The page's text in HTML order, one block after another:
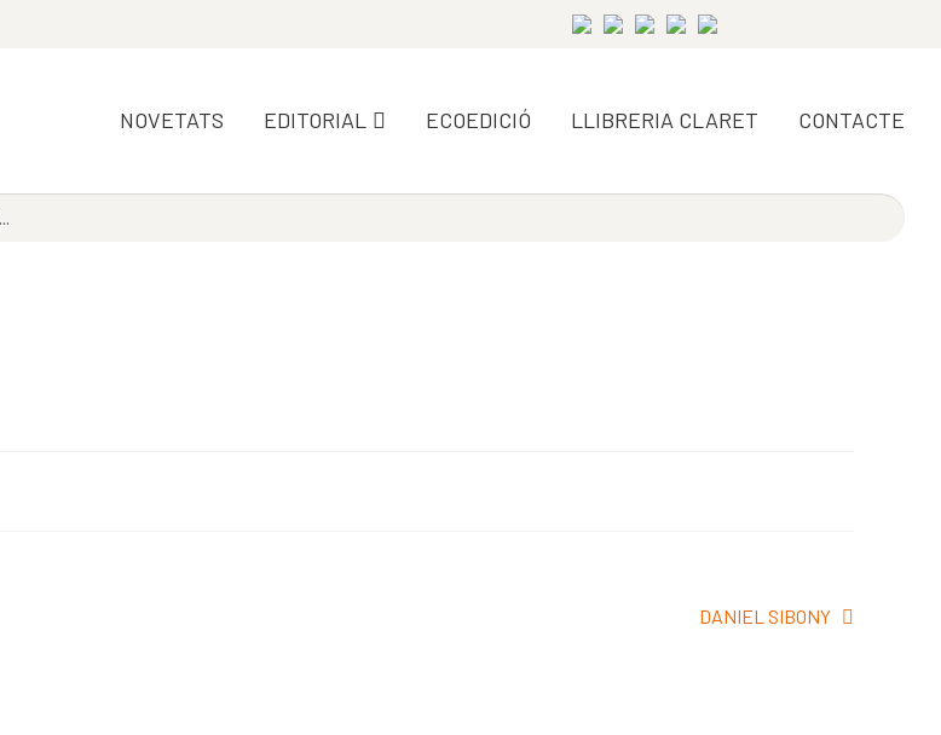
NOVETATS EDITORIAL ECOEDICIÓ LLIBRERIA CLARET CONTACTE
Pròxima
DANIEL SIBONY